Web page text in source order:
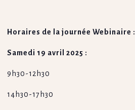
Horaires de la journée Webinaire :
Samedi 19 avril 2025 :
9h30-12h30
14h30-17h30